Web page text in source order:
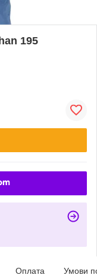
195
Оплата Умови